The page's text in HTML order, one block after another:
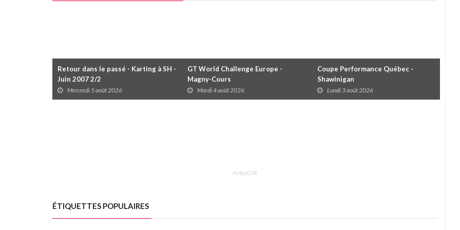
Retour dans le passé - Karting à SH -
Juin 2007 2/2
Mercredi 5 août 2026
GT World Challenge Europe -
Magny-Cours
Mardi 4 août 2026
Coupe Performance Québec -
Shawinigan
Lundi 3 août 2026
PUBLICITÉ
ÉTIQUETTES POPULAIRES